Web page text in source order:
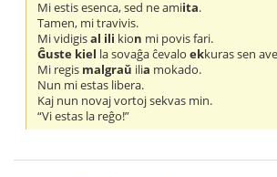
Mi estis esenca, sed ne amiita.
Tamen, mi travivis.
Mi vidigisal ili kion mi povis fari.
Ĝuste kiel la sovaĝa ĉevaloekkuras sen
Mi regis malgraŭ ilia mokado.
Nun mi estas libera.
Kaj nun novaj vortoj sekvas min.
“Vi estas la reĝo!”